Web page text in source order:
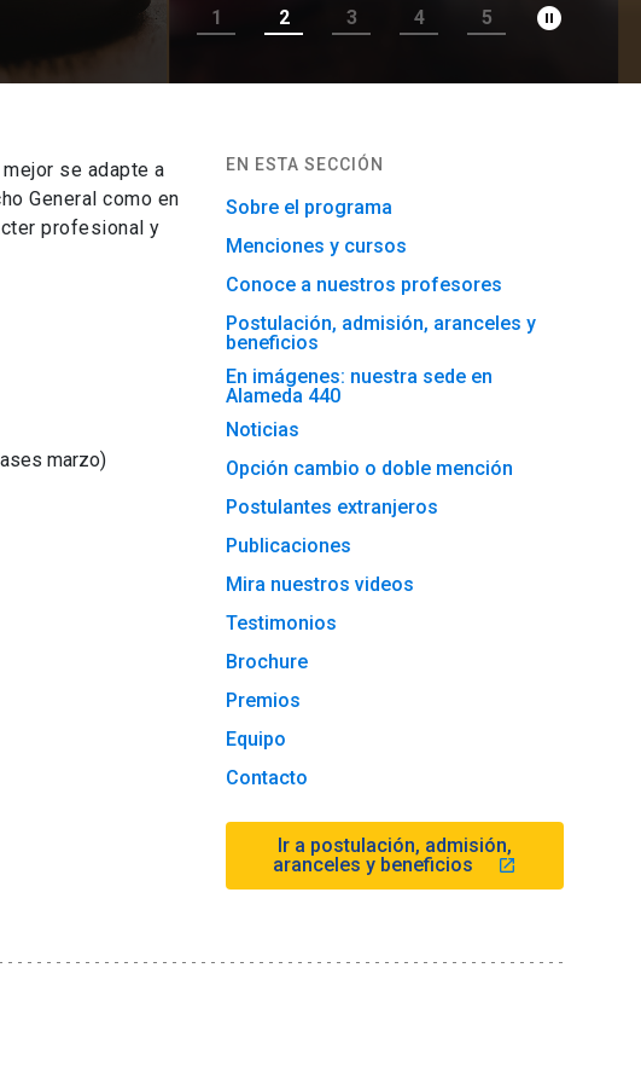
1 2 3 4 5 pause_circle_filled
se adapte a
General como en
profesional y
marzo)
EN ESTA SECCIÓN
Sobre el programa
Menciones y cursos
Conoce a nuestros profesores
Postulación, admisión, aranceles y
beneficios
En imágenes: nuestra sede en
Alameda 440
Noticias
Opción cambio o doble mención
Postulantes extranjeros
Publicaciones
Mira nuestros videos
Testimonios
Brochure
Premios
Equipo
Contacto
Ir a postulación, admisión,
aranceles y beneficios
launch